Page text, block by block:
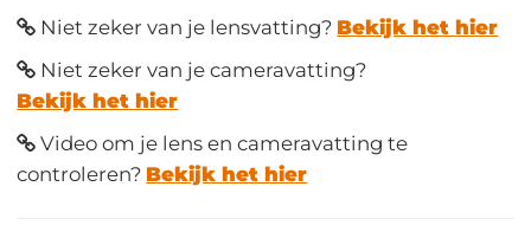
Niet zeker van je lensvatting? Bekijk het hier
Niet zeker van je cameravatting?
Bekijk het hier
Video om je lens en cameravatting te
controleren? Bekijk het hier